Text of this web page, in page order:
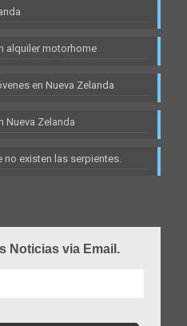
alquiler motorhome
en Nueva Zelanda
Nueva Zelanda
no existen las serpientes.
Noticias via Email.